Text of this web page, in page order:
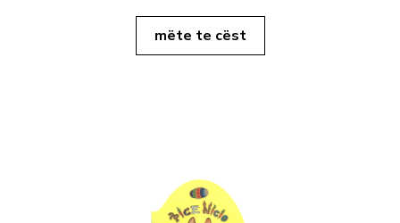
mëte te cëst